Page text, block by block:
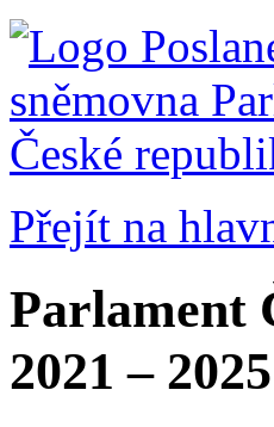
Přejít na
Parlament
2021 – 2025